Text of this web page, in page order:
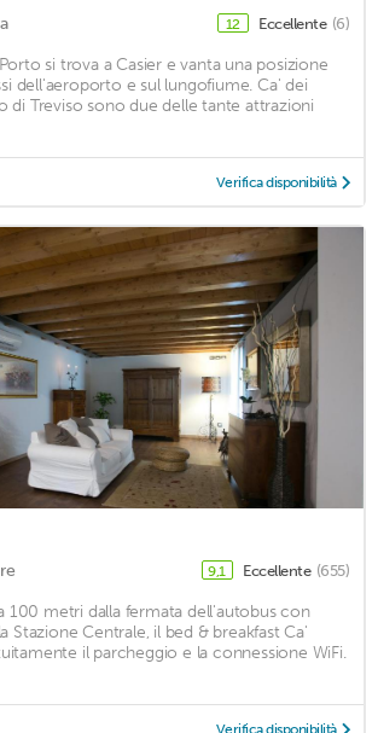
12 Eccellente (6)
si trova a Casier e vanta una posizione
dell'aeroporto e sul lungofiume. Ca' dei
di Treviso sono due delle tante attrazioni
Verifica disponibilità
9,1 Eccellente (655)
100 metri dalla fermata dell'autobus con
Stazione Centrale, il bed & breakfast Ca'
il parcheggio e la connessione WiFi.
Verifica disponibilità